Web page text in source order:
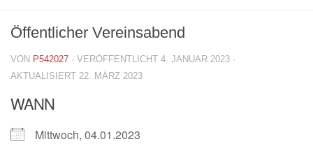
Öffentlicher Vereinsabend
VON P542027 · VERÖFFENTLICHT 4. JANUAR 2023 ·
AKTUALISIERT 22. MÄRZ 2023
WANN
Mittwoch, 04.01.2023